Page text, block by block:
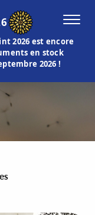
2026 est encore
en stock
2026 !